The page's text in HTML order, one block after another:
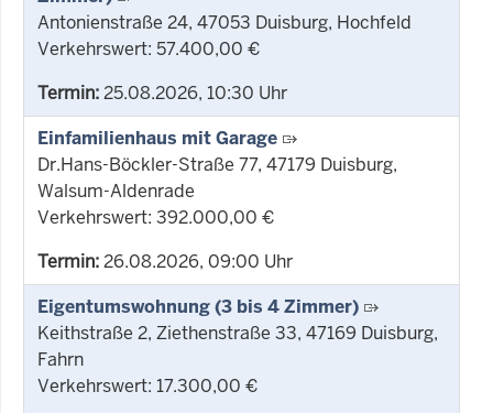
Antonienstraße 24, 47053 Duisburg, Hochfeld
Verkehrswert: 57.400,00 €
Termin:25.08.2026, 10:30 Uhr
Einfamilienhaus mit Garage
Dr.Hans-Böckler-Straße 77, 47179 Duisburg,
Walsum-Aldenrade
Verkehrswert: 392.000,00 €
Termin:26.08.2026, 09:00 Uhr
Eigentumswohnung (3 bis 4 Zimmer)
Keithstraße 2, Ziethenstraße 33, 47169 Duisburg,
Fahrn
Verkehrswert: 17.300,00 €